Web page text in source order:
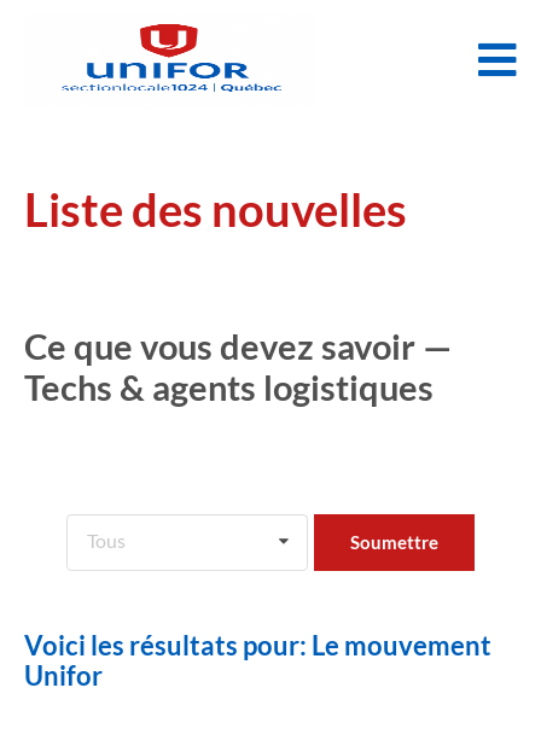
Liste des nouvelles
Ce que vous devez savoir —
Techs & agents logistiques
Tous
Voici les résultats pour: Le mouvement
Unifor